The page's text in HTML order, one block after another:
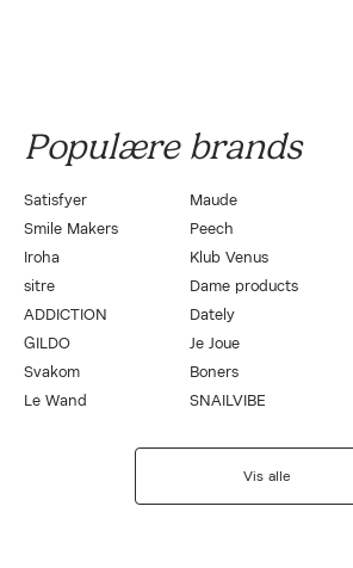
Populære brands
Satisfyer Maude
Smile Makers
Peech
Iroha
Klub Venus
sitre
Dame products
ADDICTION
Dately
GILDO
Je Joue
Svakom
Boners
Le Wand
SNAILVIBE
Vis alle